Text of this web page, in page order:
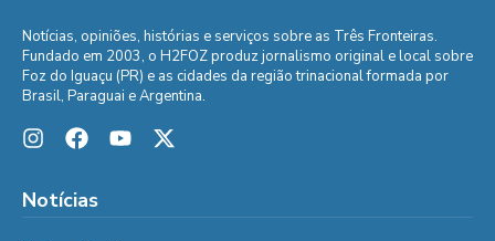
Notícias, opiniões, histórias e serviços sobre as Três Fronteiras.
Fundado em 2003, o H2FOZ produz jornalismo original e local sobre
Foz do Iguaçu (PR) e as cidades da região trinacional formada por
Brasil, Paraguai e Argentina.
Notícias